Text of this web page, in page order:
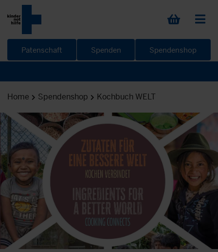
Patenschaft Spenden Spendenshop
Home Spendenshop Kochbuch WELT